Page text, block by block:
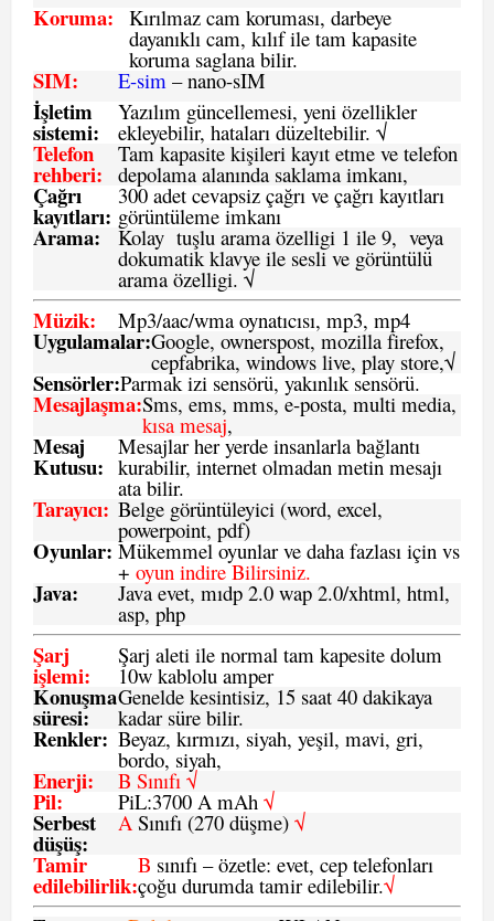
Koruma: Kırılmaz cam koruması, darbeye
dayanıklı cam, kılıf ile tam kapasite
koruma saglana bilir.
SIM: E-sim – nano-sIM
İşletim
sistemi:
Yazılım güncellemesi, yeni özellikler
ekleyebilir, hataları düzeltebilir. √
Telefon
rehberi:
Tam kapasite kişileri kayıt etme ve telefon
depolama alanında saklama imkanı,
Çağrı
kayıtları:
300 adet cevapsiz çağrı ve çağrı kayıtları
görüntüleme imkanı
Arama: Kolay tuşlu arama özelligi 1 ile 9, veya
dokumatik klavye ile sesli ve görüntülü
arama özelligi. √
Müzik: Mp3/aac/wma oynatıcısı, mp3, mp4
Uygulamalar:Google, ownerspost, mozilla firefox,
cepfabrika, windows live, play store,√
Sensörler:Parmak izi sensörü, yakınlık sensörü.
Mesajlaşma:Sms, ems, mms, e-posta, multi media,
kısa mesaj,
Mesaj
Kutusu:
Mesajlar her yerde insanlarla bağlantı
kurabilir, internet olmadan metin mesajı
ata bilir.
Tarayıcı: Belge görüntüleyici (word, excel,
powerpoint, pdf)
Oyunlar: Mükemmel oyunlar ve daha fazlası için vs
+ oyun indire Bilirsiniz.
Java: Java evet, mıdp 2.0 wap 2.0/xhtml, html,
asp, php
Şarj
işlemi:
Şarj aleti ile normal tam kapesite dolum
10w kablolu amper
Konuşma
süresi:
Genelde kesintisiz, 15 saat 40 dakikaya
kadar süre bilir.
Renkler: Beyaz, kırmızı, siyah, yeşil, mavi, gri,
bordo, siyah,
Enerji: B Sınıfı √
Pil: PiL:3700 A mAh √
Serbest
düşüş:
ASınıfı (270 düşme) √
Tamir
edilebilirlik:
B sınıfı – özetle: evet, cep telefonları
çoğu durumda tamir edilebilir.√